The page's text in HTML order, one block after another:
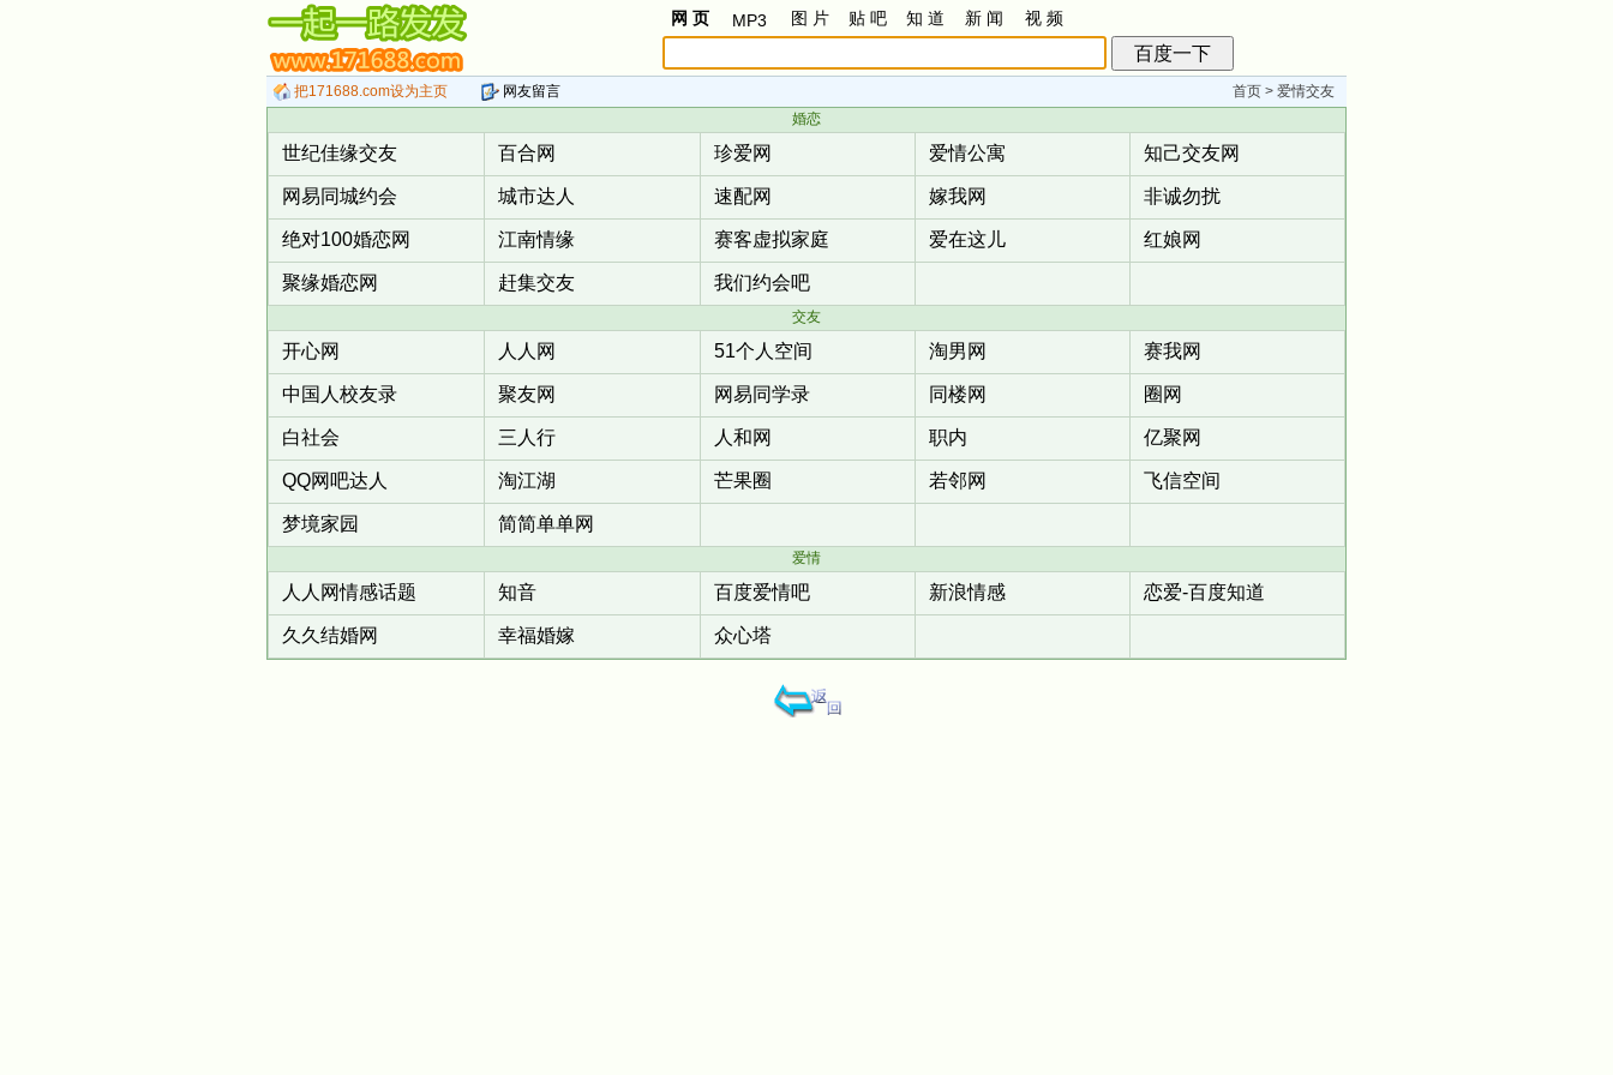
网 页 MP3 图 片 贴 吧 知 道 新 闻 视 频
把171688.com设为主页 网友留言 首页 > 爱情交友
婚恋
世纪佳缘交友 百合网 珍爱网 爱情公寓 知己交友网
网易同城约会 城市达人 速配网 嫁我网 非诚勿扰
绝对100婚恋网 江南情缘 赛客虚拟家庭 爱在这儿 红娘网
聚缘婚恋网 赶集交友 我们约会吧
交友
开心网 人人网 51个人空间 淘男网 赛我网
中国人校友录 聚友网 网易同学录 同楼网 圈网
白社会 三人行 人和网 职内 亿聚网
QQ网吧达人 淘江湖 芒果圈 若邻网 飞信空间
梦境家园 简简单单网
爱情
人人网情感话题 知音 百度爱情吧 新浪情感 恋爱-百度知道
久久结婚网 幸福婚嫁 众心塔